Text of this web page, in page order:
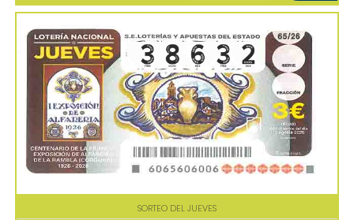
SORTEO DEL JUEVES